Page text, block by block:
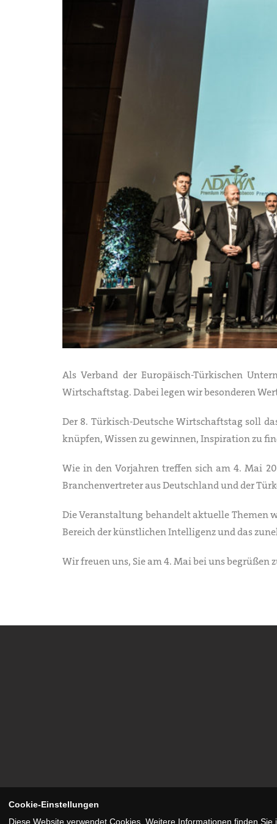
Als Verband der Europäisch-Türkischen
Wirtschaftstag. Dabei legen wir besonderen
Der 8. Türkisch-Deutsche Wirtschaftstag soll
knüpfen, Wissen zu gewinnen, Inspiration zu
Wie in den Vorjahren treffen sich am 4. Mai
Branchenvertreter aus Deutschland und der
Die Veranstaltung behandelt aktuelle Themen
Bereich der künstlichen Intelligenz und das
Wir freuen uns, Sie am 4. Mai bei uns
Cookie-Einstellungen
Diese Website verwendet Cookies. Weitere Informationen finden Sie